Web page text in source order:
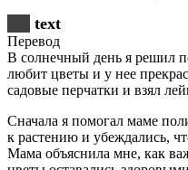
text
Перевод
В солнечный день я решил
любит цветы и у нее
садовые перчатки и взял
Сначала я помогал маме
к растению и убеждались,
Мама объяснила мне, как